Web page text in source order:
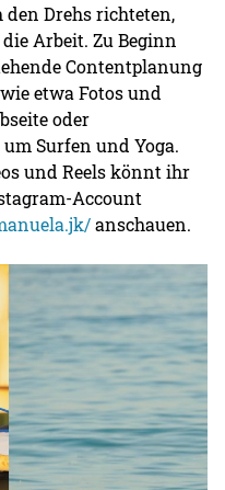
Drehs richteten,
Arbeit. Zu Beginn
Contentplanung
etwa Fotos und
oder
Surfen und Yoga.
und Reels könnt ihr
Account
anschauen.